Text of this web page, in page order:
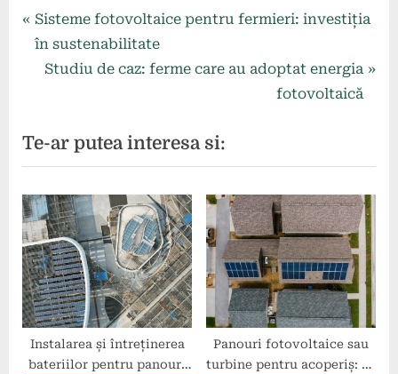
Navigare
în
P
r
o
u
s
P
o
s
t
:
Sisteme fotovoltaice pentru fermieri: investiția
în sustenabilitate
N
t
P
o
s
t
:
Studiu de caz: ferme care au adoptat energia
fotovoltaică
Te-ar putea interesa si:
Instalarea și întreținerea
bateriilor pentru panouri
Panouri fotovoltaice sau
turbine pentru acoperiș: ce